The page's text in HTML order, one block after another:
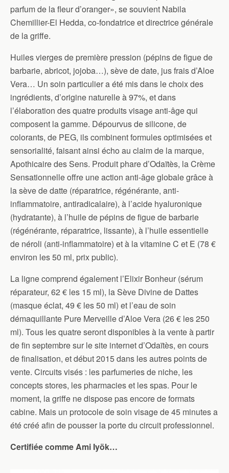
parfum de la fleur d’oranger», se souvient Nabila
Chemillier-El Hedda, co-fondatrice et directrice générale
de la griffe.
Huiles vierges de première pression (pépins de figue de
barbarie, abricot, jojoba…), sève de date, jus frais d’Aloe
Vera… Un soin particulier a été mis dans le choix des
ingrédients, d’origine naturelle à 97%, et dans
l’élaboration des quatre produits visage anti-âge qui
composent la gamme. Dépourvus de silicone, de
colorants, de PEG, ils combinent formules optimisées et
sensorialité, faisant ainsi écho au claim de la marque,
Apothicaire des Sens. Produit phare d’Odaïtès, la Crème
Sensationnelle offre une action anti-âge globale grâce à
la sève de datte (réparatrice, régénérante, anti-
inflammatoire, antiradicalaire), à l’acide hyaluronique
(hydratante), à l’huile de pépins de figue de barbarie
(régénérante, réparatrice, lissante), à l’huile essentielle
de néroli (anti-inflammatoire) et à la vitamine C et E (78 €
environ les 50 ml, prix public).
La ligne comprend également l’Elixir Bonheur (sérum
réparateur, 62 € les 15 ml), la Sève Divine de Dattes
(masque éclat, 49 € les 50 ml) et l’eau de soin
démaquillante Pure Merveille d’Aloe Vera (26 € les 250
ml). Tous les quatre seront disponibles à la vente à partir
de fin septembre sur le site internet d’Odaïtès, en cours
de finalisation, et début 2015 dans les autres points de
vente. Circuits visés : les parfumeries de niche, les
concepts stores, les pharmacies et les spas. Pour le
moment, la griffe ne dispose pas encore de formats
cabine. Mais un protocole de soin visage de 45 minutes a
été créé afin de pousser la porte du circuit professionnel.
Certifiée comme Ami Iyök…